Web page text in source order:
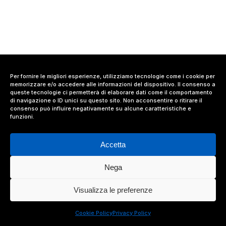
Per fornire le migliori esperienze, utilizziamo tecnologie come i cookie per
memorizzare e/o accedere alle informazioni del dispositivo. Il consenso a
queste tecnologie ci permetterà di elaborare dati come il comportamento
di navigazione o ID unici su questo sito. Non acconsentire o ritirare il
consenso può influire negativamente su alcune caratteristiche e
funzioni.
Accetta
Nega
Visualizza le preferenze
Cookie PolicyPrivacy Policy
© 2024 Value Relations Srl, All Rights Reserved.
instagram